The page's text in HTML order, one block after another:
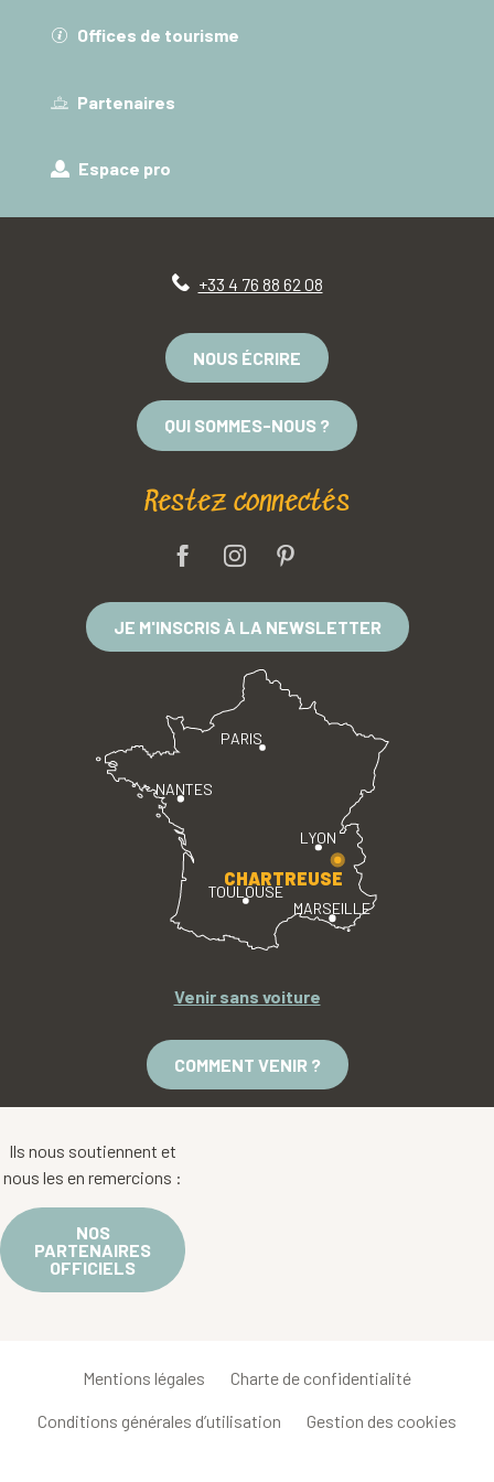
Offices de tourisme
Partenaires
Espace pro
+33 4 76 88 62 08
NOUS ÉCRIRE
QUI SOMMES-NOUS ?
Restez connectés
JE M'INSCRIS À LA NEWSLETTER
PARIS
LYON
TOULOUSE
MARSEILLE
NANTES
CHARTREUSE
Venir sans voiture
COMMENT VENIR ?
Ils nous soutiennent et
nous les en remercions :
NOS
PARTENAIRES
OFFICIELS
Mentions légales Charte de confidentialité
Conditions générales d’utilisation Gestion des cookies